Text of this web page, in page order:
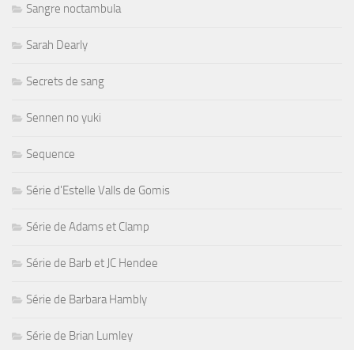
Sangre noctambula
Sarah Dearly
Secrets de sang
Sennen no yuki
Sequence
Série d'Estelle Valls de Gomis
Série de Adams et Clamp
Série de Barb et JC Hendee
Série de Barbara Hambly
Série de Brian Lumley